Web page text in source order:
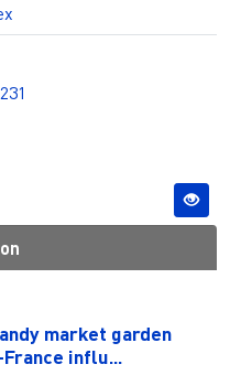
market garden
influ...